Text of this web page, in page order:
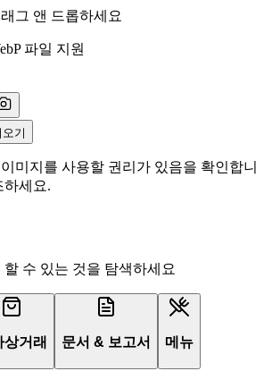
그 앤 드롭하세요
파일 지원
기
미지를 사용할 권리가 있음을 확인합니
하세요.
할 수 있는 것을 탐색하세요
상거래 문서 & 보고서 메뉴